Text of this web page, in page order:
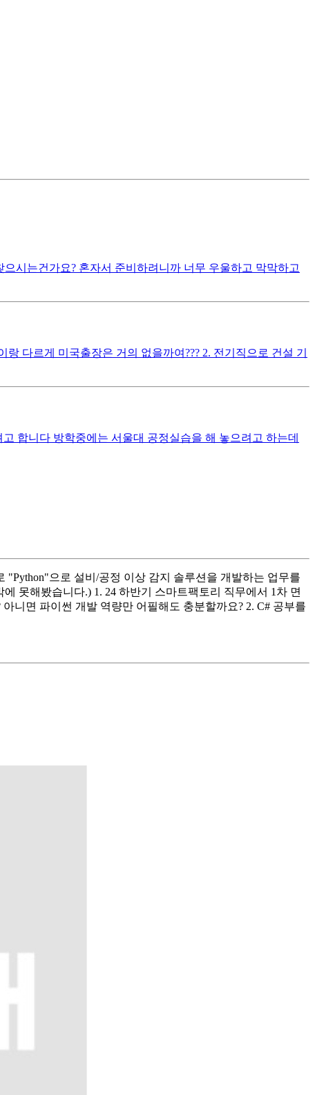
시는건가요? 혼자서 준비하려니까 너무 우울하고 막막하고
다르게 미국출장은 거의 없을까여??? 2. 전기직으로 건설 기
합니다 방학중에는 서울대 공정실습을 해 놓으려고 하는데
으로 설비/공정 이상 감지 솔루션을 개발하는 업무를
못해봤습니다.) 1. 24 하반기 스마트팩토리 직무에서 1차 면
니면 파이썬 개발 역량만 어필해도 충분할까요? 2. C# 공부를